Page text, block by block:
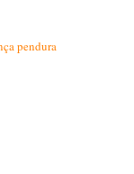
pendura